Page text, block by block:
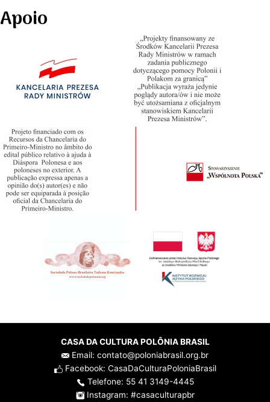
Apoio
CASA DA CULTURA POLÔNIA BRASIL
Email: contato@poloniabrasil.org.br
Facebook: CasaDaCulturaPoloniaBrasil
Telefone: 55 41 3149-4445
Instagram: #casaculturapbr